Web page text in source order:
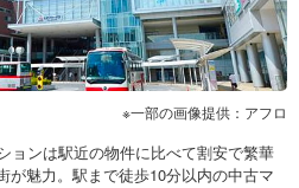
一部の画像提供：アフロ
ョンは駅近の物件に比べて割安で繁華
が魅力。駅まで徒歩10分以内の中古マ